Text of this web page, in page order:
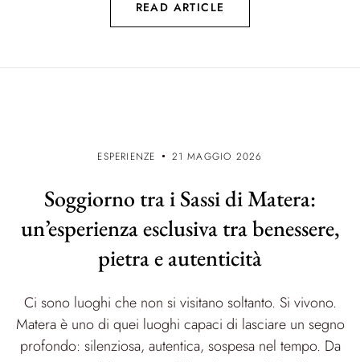
READ ARTICLE
ESPERIENZE 21 MAGGIO 2026
Soggiorno tra i Sassi di Matera:
un’esperienza esclusiva tra benessere,
pietra e autenticità
Ci sono luoghi che non si visitano soltanto. Si vivono.
Matera è uno di quei luoghi capaci di lasciare un segno
profondo: silenziosa, autentica, sospesa nel tempo. Da